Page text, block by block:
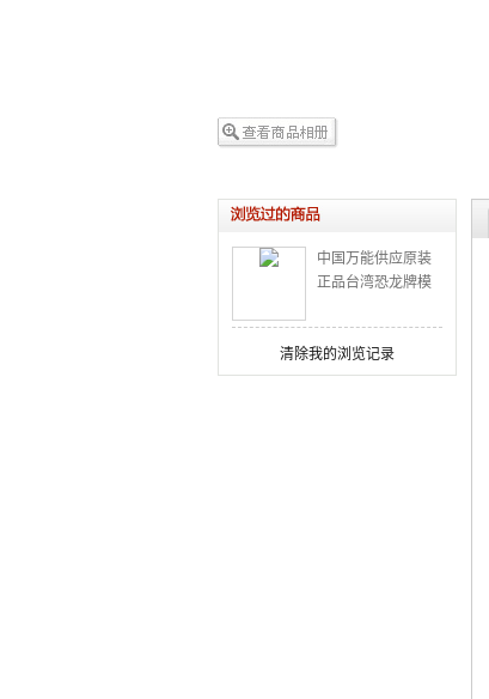
中国万能供应原装
正品台湾恐龙牌模
清除我的浏览记录